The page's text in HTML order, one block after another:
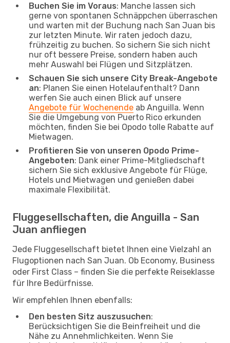
Buchen Sie im Voraus: Manche lassen sich
gerne von spontanen Schnäppchen überraschen
und warten mit der Buchung nach San Juan bis
zur letzten Minute. Wir raten jedoch dazu,
frühzeitig zu buchen. So sichern Sie sich nicht
nur oft bessere Preise, sondern haben auch
mehr Auswahl bei Flügen und Sitzplätzen.
Schauen Sie sich unsere City Break-Angebote
an: Planen Sie einen Hotelaufenthalt? Dann
werfen Sie auch einen Blick auf unsere
Angebote für Wochenende ab Anguilla. Wenn
Sie die Umgebung von Puerto Rico erkunden
möchten, finden Sie bei Opodo tolle Rabatte auf
Mietwagen.
Profitieren Sie von unseren Opodo Prime-
Angeboten: Dank einer Prime-Mitgliedschaft
sichern Sie sich exklusive Angebote für Flüge,
Hotels und Mietwagen und genießen dabei
maximale Flexibilität.
Fluggesellschaften, die Anguilla - San
Juan anfliegen
Jede Fluggesellschaft bietet Ihnen eine Vielzahl an
Flugoptionen nach San Juan. Ob Economy, Business
oder First Class – finden Sie die perfekte Reiseklasse
für Ihre Bedürfnisse.
Wir empfehlen Ihnen ebenfalls:
Den besten Sitz auszusuchen:
Berücksichtigen Sie die Beinfreiheit und die
Nähe zu Annehmlichkeiten. Wenn Sie